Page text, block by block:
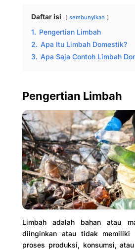
Daftar isi sembunyikan
1. Pengertian Limbah
2. Apa Itu Limbah Domestik?
3. Apa Saja Contoh Limbah
Pengertian Limbah
Limbah adalah bahan atau
diinginkan atau tidak memiliki
proses produksi, konsumsi,